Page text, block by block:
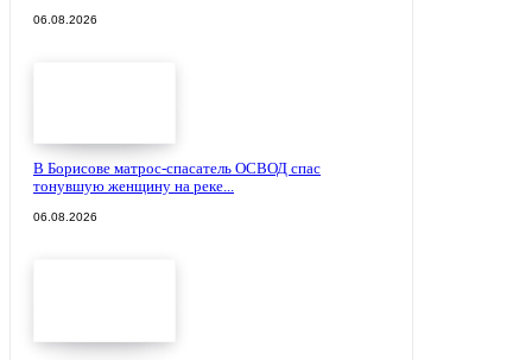
06.08.2026
В Борисове матрос-спасатель ОСВОД спас
тонувшую женщину на реке...
06.08.2026